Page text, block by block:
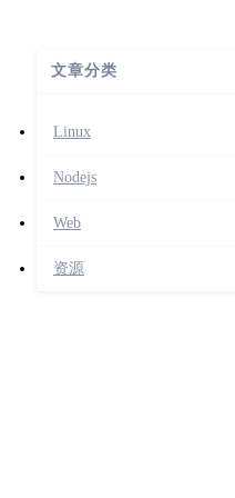
文章分类
Linux
Nodejs
Web
资源